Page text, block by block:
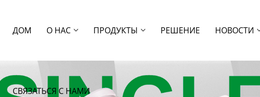
ДОМ О НАС ПРОДУКТЫ РЕШЕНИЕ НОВОСТИ
СВЯЗАТЬСЯ С НАМИ